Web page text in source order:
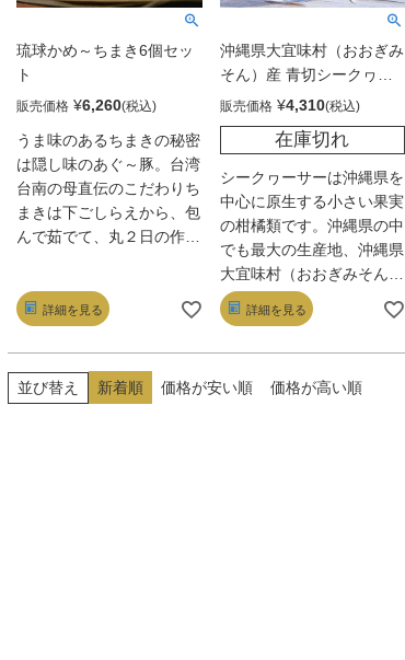
のお酒のおつまみとしても
寧に刻んだゴロゴロタイプ
ミックスしました。台湾で
は豚肉へのこだわりが強
く、国内でもこだわり抜い
た沖縄のあぐー豚や沖縄豚
を使用しています。トッピ
ングで卵や野菜などを加え
ると、美味しさも倍増！日
本人の舌にも合う、本格的
なルーローを是非一度お召
し上がりください。
琉球かめ～ちまき6個セッ
ト
販売価格 ¥6,260
うま味のあるちまきの秘密
は隠し味のあぐ～豚。台湾
台南の母直伝のこだわりち
まきは下ごしらえから、包
んで茹でて、丸２日の作業
い！」から選んだ原料達で
「パイナップルあぐ～
豚」。パイナップルを食べ
て育った豚は柔らかくカロ
詳細を見る
沖縄県大宜味村（おおぎみ
そん）産 青切シークヮー
サー100％ジュース
（270ml）2本セット
販売価格 ¥4,310
在庫切れ
シークヮーサーは沖縄県を
中心に原生する小さい果実
の柑橘類です。沖縄県の中
でも最大の生産地、沖縄県
大宜味村（おおぎみそん）
産で限定収穫された未熟果
の青切りシークヮーサー原
クヮーサーは、完熟に比べ
詳細を見る
並び替え 新着順 価格が安い順 価格が高い順